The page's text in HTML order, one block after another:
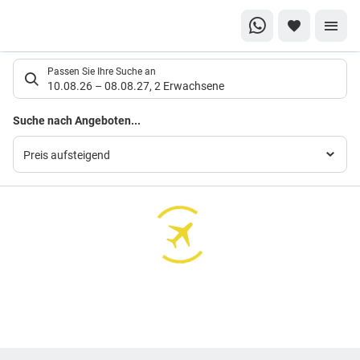
Suchlistenseite
Passen Sie Ihre Suche an
10.08.26 – 08.08.27, 2 Erwachsene
Suche nach Angeboten...
Preis aufsteigend